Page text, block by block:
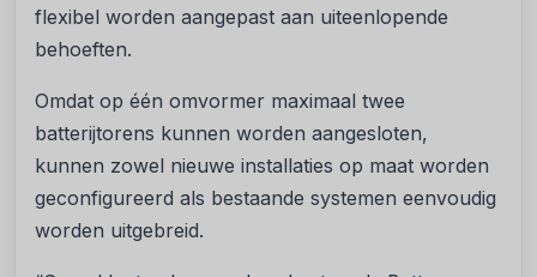
flexibel worden aangepast aan uiteenlopende
behoeften.
Omdat op één omvormer maximaal twee
batterijtorens kunnen worden aangesloten,
kunnen zowel nieuwe installaties op maat worden
geconfigureerd als bestaande systemen eenvoudig
worden uitgebreid.